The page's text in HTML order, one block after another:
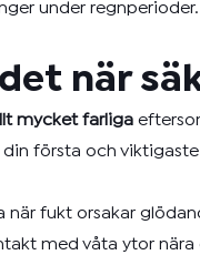
under regnperioder.
när
mycket farliga
första och
när fukt orsakar
med våta ytor nära